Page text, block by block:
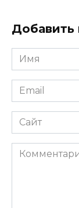
Добавить
Имя
*
Email
*
Сайт